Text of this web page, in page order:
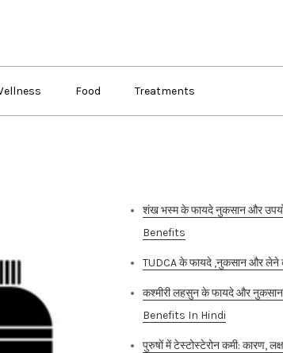
Food Treatments
शंख भस्म के फायदे नुकसान और
Benefits
TUDCA के फायदे ,नुकसान और लेने
कश्मीरी लहसुन के फायदे और
Benefits In Hindi
पुरुषों में टेस्टोस्टेरोन कमी: कारण,